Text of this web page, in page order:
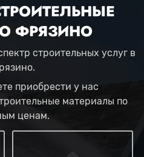
ФРЯЗИНО
строительных услуг в
приобрести у нас
материалы по
ценам.